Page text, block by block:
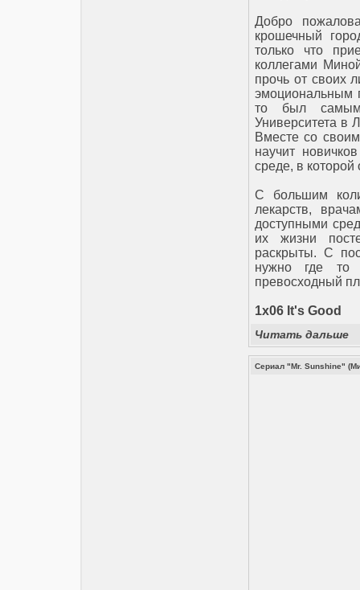
Добро
крошечный
только что
коллегами
прочь от своих
эмоциональным
то был самым
Университета в
Вместе со
научит
среде, в которой
С большим
лекарств,
доступными
их жизни
раскрыты. С
нужно где то
превосходный
1x06 It's Good
Читать дальше
Сериал "Mr. Sunshine"